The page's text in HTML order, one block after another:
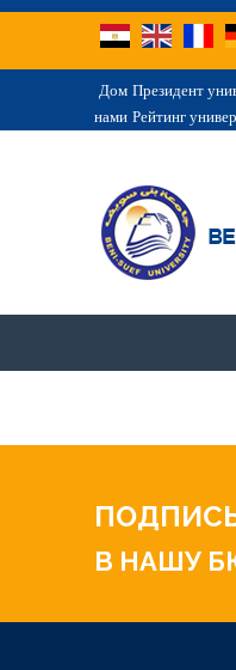
Дом Президент
нами Рейтинг
В НАШУ